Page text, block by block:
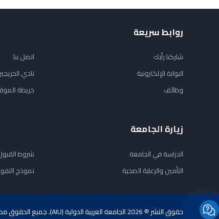
روابط سريعة
شاركنا رأيك
البوابة الإلكترونية
وظائف
اتصل بنا
نادي
خريطة
زيارة الجامعة
الدراسة في الجامعة
التأمين والرعاية الصحية
شروط
نموذج
حقوق النشر © 2026 الجامعة العربية الدولية (AIU). جميع الحقوق محفوظة.